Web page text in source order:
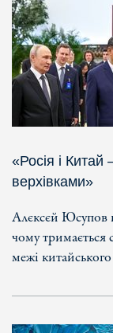
«Росія і Китай
верхівками»
Алєксєй Юсупов
чому тримається
межі